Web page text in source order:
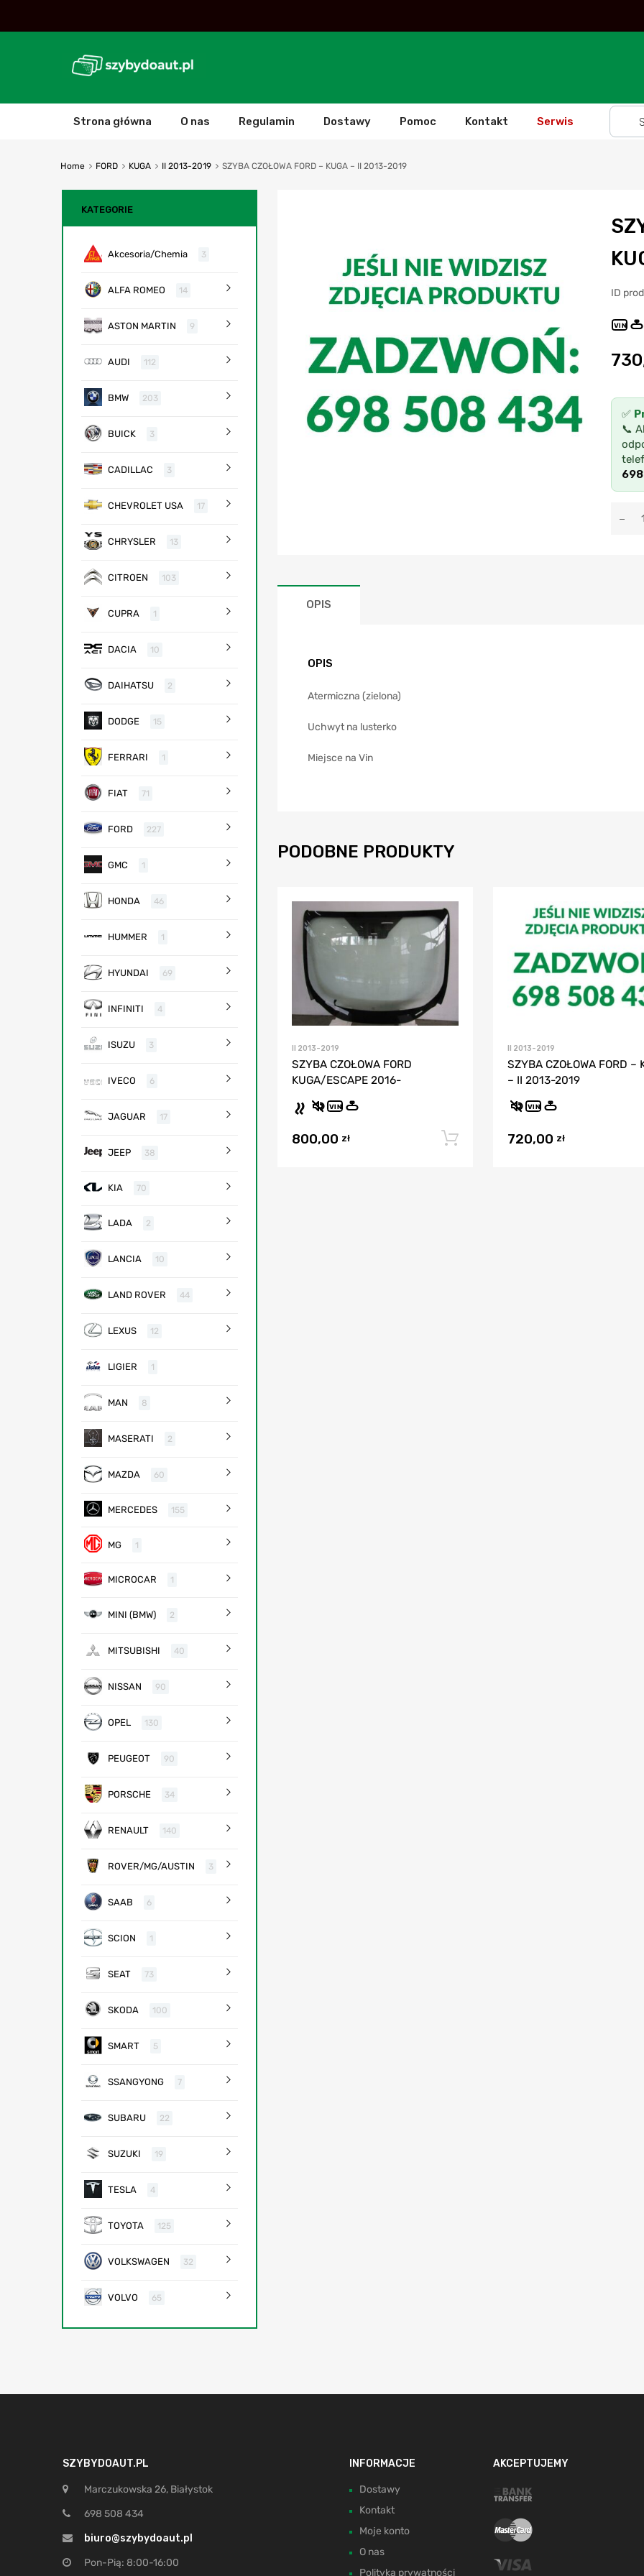
Strona główna O nas Regulamin Dostawy Pomoc Kontakt Serwis
Home FORD KUGA II 2013-2019 SZYBA CZOŁOWA FORD – KUGA – II 2013-2019
ID
VIN
✅
📞
OPIS
OPIS
Atermiczna (zielona)
Uchwyt na lusterko
Miejsce na Vin
PODOBNE PRODUKTY
II 2013-2019
SZYBA CZOŁOWA FORD
KUGA/ESCAPE 2016-
VIN
800,00 zł Dodaj do koszyka
II 2013-2019
SZYBA CZOŁOWA FORD –
– II 2013-2019
VIN
720,00 zł
KATEGORIE
Akcesoria/Chemia 3
ALFA ROMEO 14
ASTON MARTIN 9
AUDI 112
BMW 203
BUICK 3
CADILLAC 3
CHEVROLET USA 17
CHRYSLER 13
CITROEN 103
CUPRA 1
DACIA 10
DAIHATSU 2
DODGE 15
FERRARI 1
FIAT 71
FORD 227
GMC 1
HONDA 46
HUMMER 1
HYUNDAI 69
INFINITI 4
ISUZU 3
IVECO 6
JAGUAR 17
JEEP 38
KIA 70
LADA 2
LANCIA 10
LAND ROVER 44
LEXUS 12
LIGIER 1
MAN 8
MASERATI 2
MAZDA 60
MERCEDES 155
MG 1
MICROCAR 1
MINI (BMW) 2
MITSUBISHI 40
NISSAN 90
OPEL 130
PEUGEOT 90
PORSCHE 34
RENAULT 140
ROVER/MG/AUSTIN 3
SAAB 6
SCION 1
SEAT 73
SKODA 100
SMART 5
SSANGYONG 7
SUBARU 22
SUZUKI 19
TESLA 4
TOYOTA 125
VOLKSWAGEN 32
VOLVO 65
SZYBYDOAUT.PL
Marczukowska 26, Białystok
698 508 434
biuro@szybydoaut.pl
Pon-Pią: 8:00-16:00
INFORMACJE
Dostawy
Kontakt
Moje konto
O nas
Polityka prywatności
AKCEPTUJEMY